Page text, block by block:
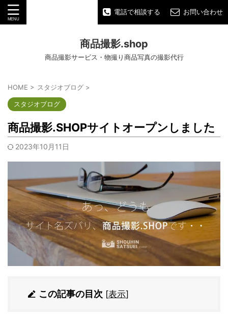
電話で相談する お問い合わせ
商品撮影.shop
商品撮影サービス・物撮り商品写真の撮影代行
HOME > スタジオブログ >
スタジオブログ
商品撮影.SHOPサイトオープンしました
2023年10月11日
この記事の目次 [表示]